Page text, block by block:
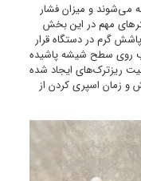
و میزان فشار
مهم در این بخش
گرم در دستگاه قرار
روی سطح شیشه پاشیده
ریزترک‌های ایجاد شده
و زمان اسپری کردن از